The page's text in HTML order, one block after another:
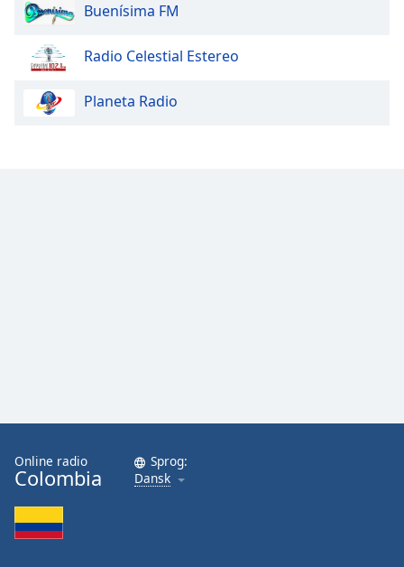
Buenísima FM
Radio Celestial Estereo
Planeta Radio
Online radio
Colombia
Sprog:
Dansk